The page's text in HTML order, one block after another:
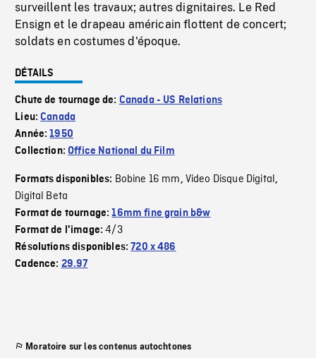
surveillent les travaux; autres dignitaires. Le Red
Ensign et le drapeau américain flottent de concert;
soldats en costumes d'époque.
DÉTAILS
Chute de tournage de: Canada - US Relations
Lieu:Canada
Année:1950
Collection:Office National du Film
Formats disponibles: Bobine 16 mm, Video Disque Digital,
Digital Beta
Format de tournage:16mm fine grain b&w
Format de l'image:4/3
Résolutions disponibles:720 x 486
Cadence: 29.97
Moratoire sur les contenus autochtones